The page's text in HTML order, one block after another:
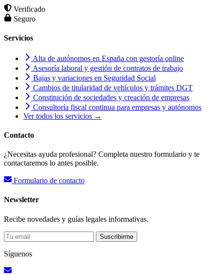
Verificado
Seguro
Servicios
Alta de autónomos en España con gestoría online
Asesoría laboral y gestión de contratos de trabajo
Bajas y variaciones en Seguridad Social
Cambios de titularidad de vehículos y trámites DGT
Constitución de sociedades y creación de empresas
Consultoría fiscal continua para empresas y autónomos
Ver todos los servicios →
Contacto
¿Necesitas ayuda profesional? Completa nuestro formulario y te
contactaremos lo antes posible.
Formulario de contacto
Newsletter
Recibe novedades y guías legales informativas.
Suscribirme
Síguenos